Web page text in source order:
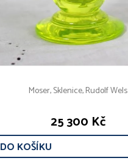
Moser, Sklenice, Rudolf Wels
25 300 Kč
DO KOŠÍKU